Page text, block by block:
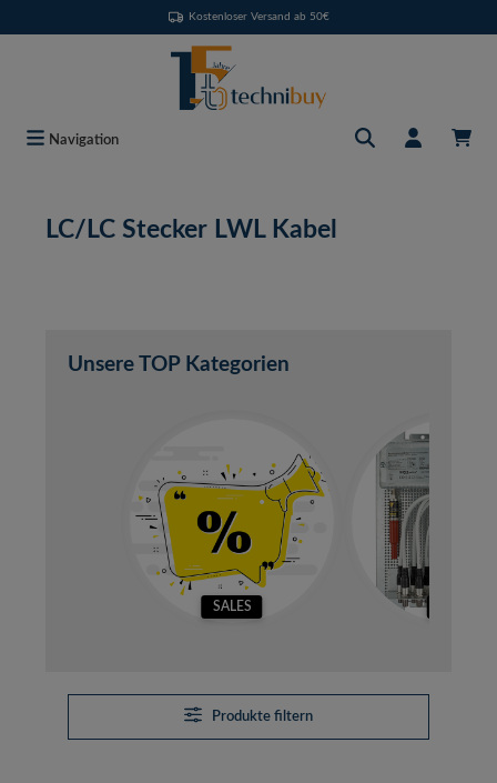
Kostenloser Versand ab 50€
Navigation
LC/LC Stecker LWL Kabel
Unsere TOP Kategorien
SALES
Produkte filtern